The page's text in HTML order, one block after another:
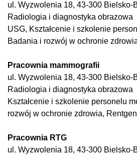
ul. Wyzwolenia 18, 43-300 Bielsko-
Radiologia i diagnostyka obrazowa
USG, Kształcenie i szkolenie
Badania i rozwój w ochronie
Pracownia mammografii
ul. Wyzwolenia 18, 43-300 Bielsko-
Radiologia i diagnostyka obrazowa
Kształcenie i szkolenie personelu
rozwój w ochronie zdrowia,
Pracownia RTG
ul. Wyzwolenia 18, 43-300 Bielsko-